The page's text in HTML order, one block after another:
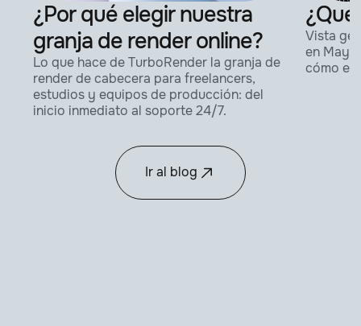
¿Por qué elegir nuestra
granja de render online?
Lo que hace de TurboRender la granja de
render de cabecera para freelancers,
estudios y equipos de producción: del
inicio inmediato al soporte 24/7.
Vista
en
cómo
Ir al blog